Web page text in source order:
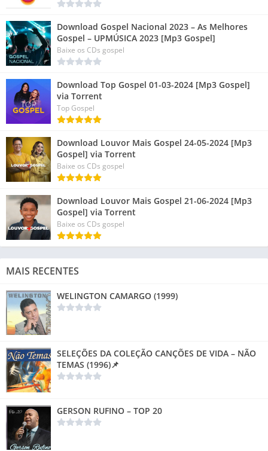
Download Gospel Nacional 2023 – As Melhores
Gospel – UPMÚSICA 2023 [Mp3 Gospel]
Baixe os CDs gospel
Download Top Gospel 01-03-2024 [Mp3 Gospel]
via Torrent
Top Gospel
Download Louvor Mais Gospel 24-05-2024 [Mp3
Gospel] via Torrent
Baixe os CDs gospel
Download Louvor Mais Gospel 21-06-2024 [Mp3
Gospel] via Torrent
Baixe os CDs gospel
MAIS RECENTES
WELINGTON CAMARGO (1999)
SELEÇÕES DA COLEÇÃO CANÇÕES DE VIDA – NÃO
TEMAS (1996)📌
GERSON RUFINO – TOP 20